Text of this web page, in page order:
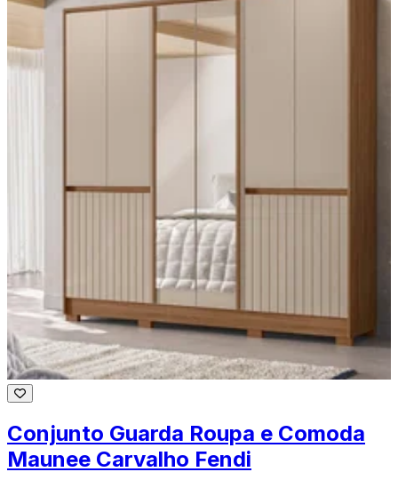
Conjunto Guarda Roupa e Comoda
Maunee Carvalho Fendi